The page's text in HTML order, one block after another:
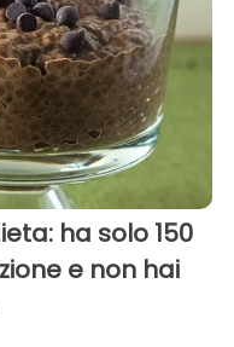
ha solo 150
e non hai